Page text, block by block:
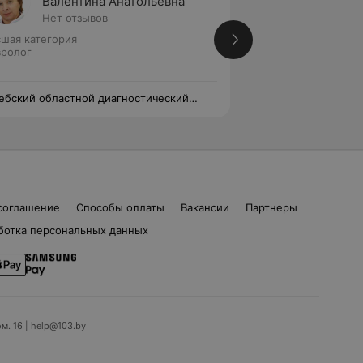
Нет отзывов
категория
областной диагностический
Способы оплаты Вакансии
Партнеры
персональных данных
16 | help@103.by